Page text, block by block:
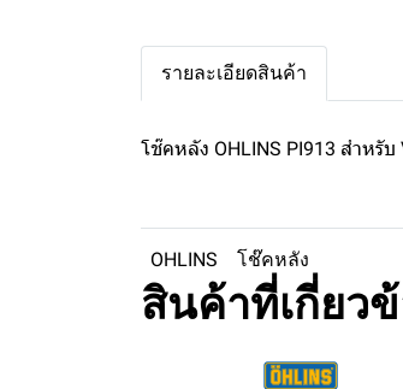
รายละเอียดสินค้า
โช๊คหลัง OHLINS PI913 สำหรับ
OHLINS โช๊คหลัง
สินค้าที่เกี่ยว